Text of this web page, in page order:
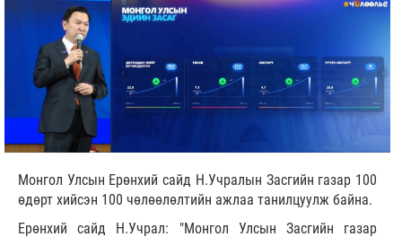
Монгол Улсын Ерөнхий сайд Н.Учралын Засгийн газар 100
өдөрт хийсэн 100 чөлөөлөлтийн ажлаа танилцуулж байна.
Ерөнхий сайд Н.Учрал: "Монгол Улсын Засгийн газар